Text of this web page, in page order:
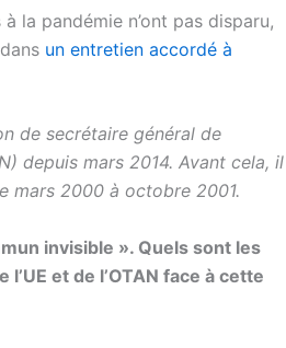
la pandémie n’ont pas disparu,
un entretien accordé à
de secrétaire général de
depuis mars 2014. Avant cela, il
mars 2000 à octobre 2001.
invisible ». Quels sont les
et de l’OTAN face à cette